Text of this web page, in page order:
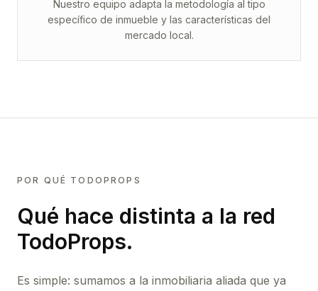
Nuestro equipo adapta la metodología al tipo
específico de inmueble y las características del
mercado local.
POR QUÉ TODOPROPS
Qué hace distinta a la red
TodoProps.
Es simple: sumamos a la inmobiliaria aliada que ya